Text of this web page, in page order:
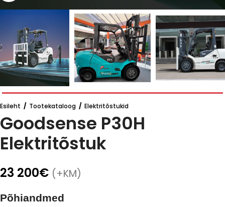
Esileht / Tootekataloog / Elektritõstukid
Goodsense P30H
Elektritõstuk
23 200€ (+KM)
Põhiandmed